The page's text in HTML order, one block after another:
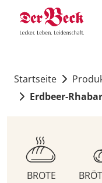
Startseite
Erdbeer-
BROTE